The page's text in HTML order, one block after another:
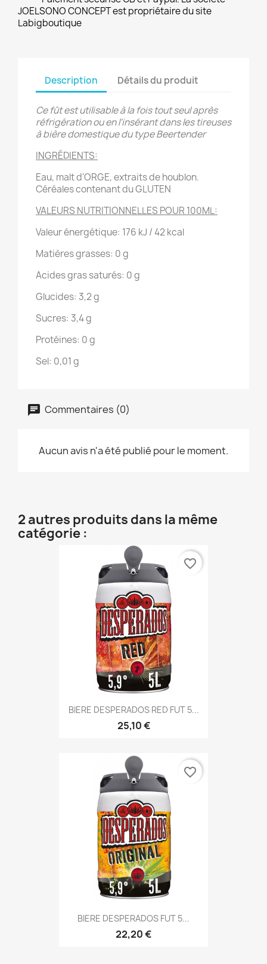
JOELSONO CONCEPT est propriétaire du site
Labigboutique
Description Détails du produit
Ce fût est utilisable à la fois tout seul après
réfrigération ou en l'insérant dans les tireuses
à bière domestique du type Beertender
INGRÉDIENTS:
Eau, malt d'ORGE, extraits de houblon.
Céréales contenant du GLUTEN
VALEURS NUTRITIONNELLES POUR 100ML:
Valeur énergétique: 176 kJ / 42 kcal
Matières grasses: 0 g
Acides gras saturés: 0 g
Glucides: 3,2 g
Sucres: 3,4 g
Protéines: 0 g
Sel: 0,01 g
Commentaires (0)
Aucun avis n'a été publié pour le moment.
2 autres produits dans la même
catégorie :
BIERE DESPERADOS RED FUT 5...
25,10 €
favorite_border
BIERE DESPERADOS FUT 5...
22,20 €
favorite_border